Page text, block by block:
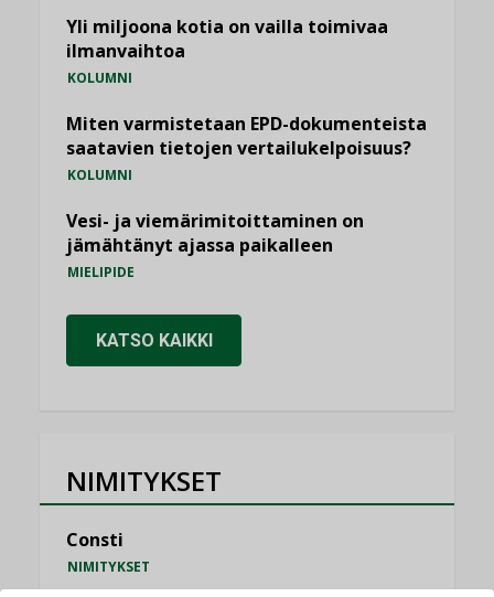
Yli miljoona kotia on vailla toimivaa
ilmanvaihtoa
KOLUMNI
Miten varmistetaan EPD-dokumenteista
saatavien tietojen vertailukelpoisuus?
KOLUMNI
Vesi- ja viemärimitoittaminen on
jämähtänyt ajassa paikalleen
MIELIPIDE
KATSO KAIKKI
NIMITYKSET
Consti
NIMITYKSET